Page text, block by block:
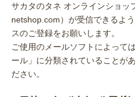
サカタのタネ オンラインショッ
netshop.com）が受信できるよ
スのご登録をお願いします。
ご使用のメールソフトによって
ール」に分類されていることが
ださい。